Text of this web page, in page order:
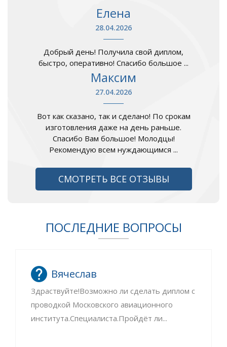
Елена
28.04.2026
Добрый день! Получила свой диплом,
быстро, оперативно! Спасибо большое ...
Максим
27.04.2026
Вот как сказано, так и сделано! По срокам
изготовления даже на день раньше.
Спасибо Вам большое! Молодцы!
Рекомендую всем нуждающимся ...
СМОТРЕТЬ ВСЕ ОТЗЫВЫ
ПОСЛЕДНИЕ ВОПРОСЫ
Вячеслав
Здраствуйте!Возможно ли сделать диплом с
проводкой Московского авиационного
института.Специалиста.Пройдёт ли...